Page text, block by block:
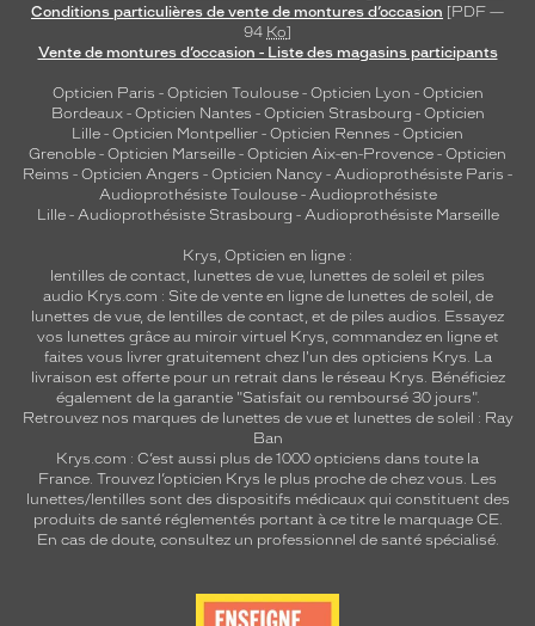
Conditions particulières de vente de montures d’occasion [PDF —
94 Ko]
Vente de montures d’occasion - Liste des magasins participants
Opticien Paris - Opticien Toulouse- Opticien Lyon - Opticien
Bordeaux- Opticien Nantes - Opticien Strasbourg - Opticien
Lille - Opticien Montpellier - Opticien Rennes - Opticien
Grenoble - Opticien Marseille - Opticien Aix-en-Provence - Opticien
Reims - Opticien Angers - Opticien Nancy - Audioprothésiste Paris -
Audioprothésiste Toulouse- Audioprothésiste
Lille- Audioprothésiste Strasbourg - Audioprothésiste Marseille
Krys, Opticien en ligne :
lentilles de contact, lunettes de vue, lunettes de soleil et piles
audio Krys.com : Site de vente en ligne de lunettes de soleil, de
lunettes de vue, de lentilles de contact, et de piles audios. Essayez
vos lunettes grâce au miroir virtuel Krys, commandez en ligne et
faites vous livrer gratuitement chez l'un des opticiens Krys. La
livraison est offerte pour un retrait dans le réseau Krys. Bénéficiez
également de la garantie "Satisfait ou remboursé 30 jours".
Retrouvez nos marques de lunettes de vue et lunettes de soleil : Ray
Ban
Krys.com : C’est aussi plus de 1000 opticiens dans toute la
France. Trouvez l’opticien Krys le plus proche de chez vous. Les
lunettes/lentilles sont des dispositifs médicaux qui constituent des
produits de santé réglementés portant à ce titre le marquage CE.
En cas de doute, consultez un professionnel de santé spécialisé.